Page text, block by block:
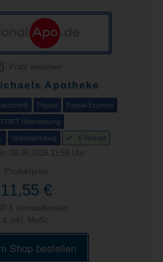
Profil einsehen
Apotheke
Paypal Paypal Express
Überweisung
Selbstabholung E-Rezept
08.08.2026 11:59 Uhr
Produktpreis
11,55 €
€ Versandkosten
& inkl. MwSt.
Shop bestellen